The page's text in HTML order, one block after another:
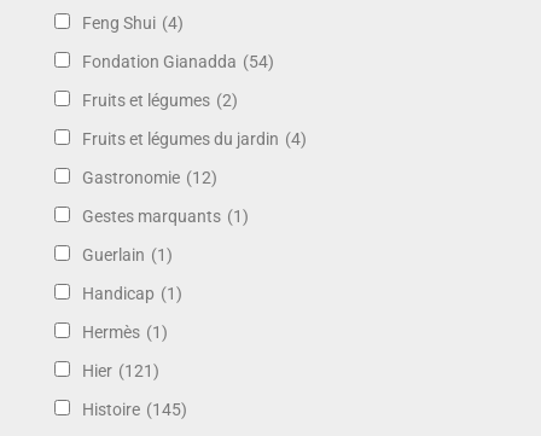
Feng Shui (4)
Fondation Gianadda (54)
Fruits et légumes (2)
Fruits et légumes du jardin (4)
Gastronomie (12)
Gestes marquants (1)
Guerlain (1)
Handicap (1)
Hermès (1)
Hier (121)
Histoire (145)